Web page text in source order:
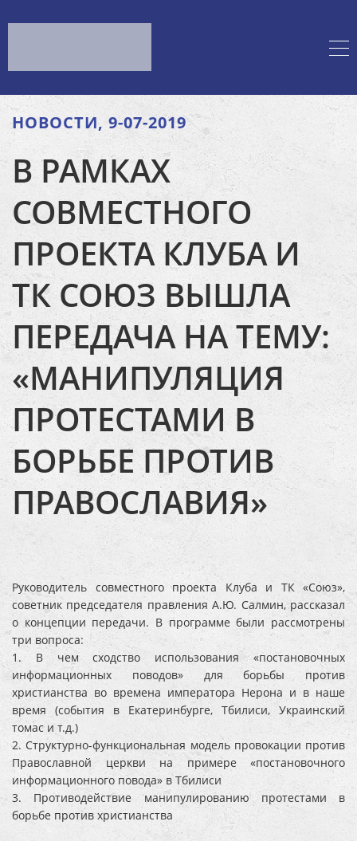
НОВОСТИ, 9-07-2019
В РАМКАХ
СОВМЕСТНОГО
ПРОЕКТА КЛУБА И
ТК СОЮЗ ВЫШЛА
ПЕРЕДАЧА НА ТЕМУ:
«МАНИПУЛЯЦИЯ
ПРОТЕСТАМИ В
БОРЬБЕ ПРОТИВ
ПРАВОСЛАВИЯ»
Руководитель совместного проекта Клуба и ТК «Союз»,
советник председателя правления А.Ю. Салмин, рассказал
о концепции передачи. В программе были рассмотрены
три вопроса:
1. В чем сходство использования «постановочных
информационных поводов» для борьбы против
христианства во времена императора Нерона и в наше
время (события в Екатеринбурге, Тбилиси, Украинский
томас и т.д.)
2. Структурно-функциональная модель провокации против
Православной церкви на примере «постановочного
информационного повода» в Тбилиси
3. Противодействие манипулированию протестами в
борьбе против христианства